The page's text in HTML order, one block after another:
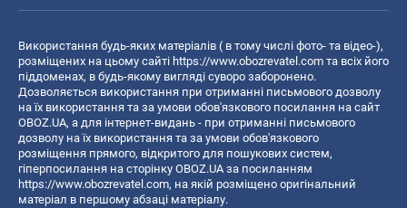
Використання будь-яких матеріалів ( в тому числі фото- та відео-),
розміщених на цьому сайті https://www.obozrevatel.com та всіх його
піддоменах, в будь-якому вигляді суворо заборонено.
Дозволяється використання при отриманні письмового дозволу
на їх використання та за умови обов'язкового посилання на сайт
OBOZ.UA, а для інтернет-видань - при отриманні письмового
дозволу на їх використання та за умови обов'язкового
розміщення прямого, відкритого для пошукових систем,
гіперпосилання на сторінку OBOZ.UA за посиланням
https://www.obozrevatel.com, на якій розміщено оригінальний
матеріал в першому абзаці матеріалу.